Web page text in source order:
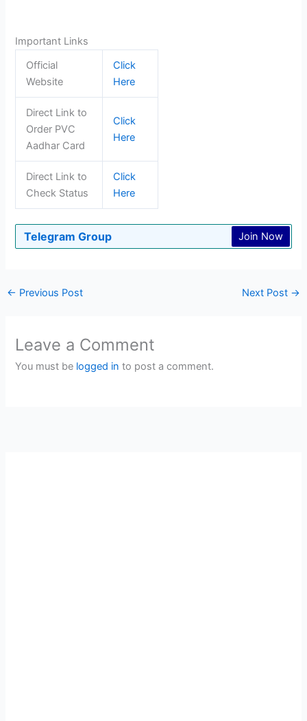
Important Links
Official
Website
Click
Here
Direct Link to
Order PVC
Aadhar Card
Click
Here
Direct Link to
Check Status
Click
Here
Telegram Group Join Now
← Previous Post Next Post →
Leave a Comment
You must be logged in to post a comment.